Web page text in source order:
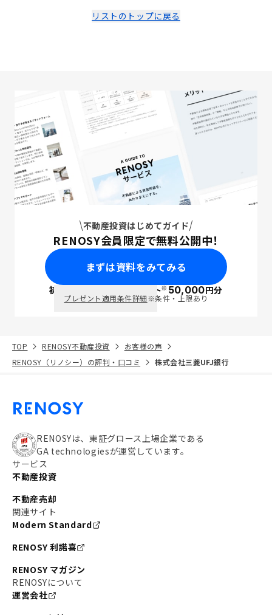
リストのトップに戻る
不動産投資はじめてガイド
RENOSY会員限定で無料公開中！
まずは資料をみてみる
初回面談で ポイント※50,000円分
プレゼント適用条件詳細※条件・上限あり
TOP RENOSY不動産投資
お客様の声
RENOSY（リノシー）の評判・口コミ
株式会社三菱UFJ銀行
RENOSYは、東証グロース上場企業である
GA technologiesが運営しています。
サービス
不動産投資
不動産売却
関連サイト
Modern Standard
RENOSY 利諾喜
RENOSY マガジン
RENOSYについて
運営会社